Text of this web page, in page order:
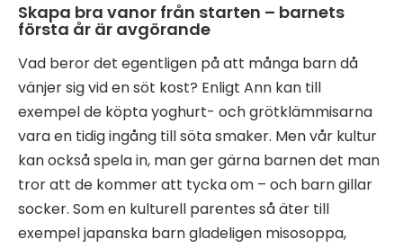
Skapa bra vanor från starten – barnets
första år är avgörande
Vad beror det egentligen på att många barn då
vänjer sig vid en söt kost? Enligt Ann kan till
exempel de köpta yoghurt- och grötklämmisarna
vara en tidig ingång till söta smaker. Men vår kultur
kan också spela in, man ger gärna barnen det man
tror att de kommer att tycka om – och barn gillar
socker. Som en kulturell parentes så äter till
exempel japanska barn gladeligen misosoppa,